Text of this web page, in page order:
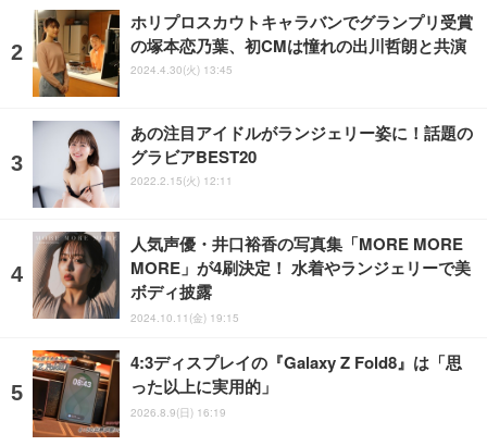
ホリプロスカウトキャラバンでグランプリ受賞
の塚本恋乃葉、初CMは憧れの出川哲朗と共演
2024.4.30(火) 13:45
あの注目アイドルがランジェリー姿に！話題の
グラビアBEST20
2022.2.15(火) 12:11
人気声優・井口裕香の写真集「MORE MORE
MORE」が4刷決定！ 水着やランジェリーで美
ボディ披露
2024.10.11(金) 19:15
4:3ディスプレイの『Galaxy Z Fold8』は「思
った以上に実用的」
2026.8.9(日) 16:19